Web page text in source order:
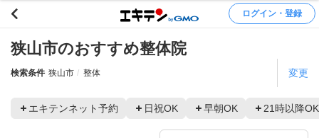
ログイン・登録
狭山市のおすすめ整体院
検索条件 狭山市 整体 変更
エキテンネット予約 日祝OK 早朝OK 21時以降OK